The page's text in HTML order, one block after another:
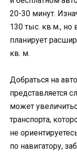
20-30 минут.
130 тыс. кв.м., но
планирует
кв. м.
Добраться на
представляется
может
транспорта,
не
по навигатору,